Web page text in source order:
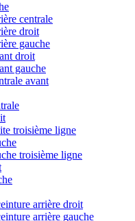
centrale
droit
gauche
droit
gauche
avant
troisième ligne
troisième ligne
arrière droit
arrière gauche